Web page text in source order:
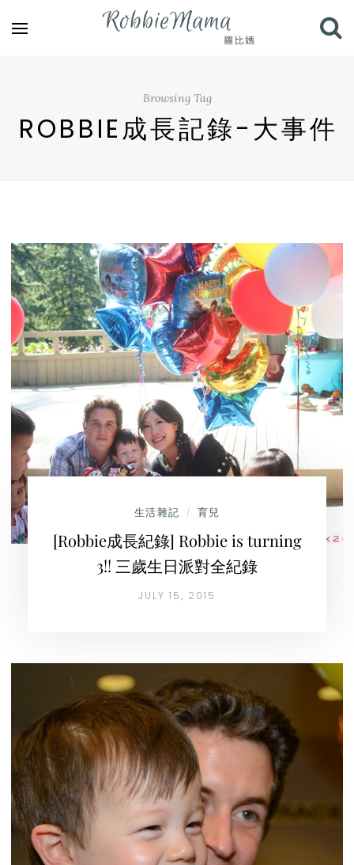
Browsing Tag
ROBBIE成長記錄-大事件
生活雜記 / 育兒
[Robbie成長紀錄] Robbie is turning
3!! 三歲生日派對全紀錄
JULY 15, 2015